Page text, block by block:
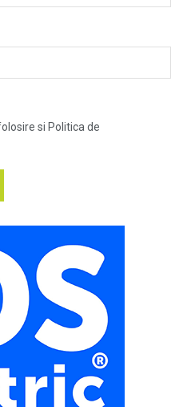
si Politica de